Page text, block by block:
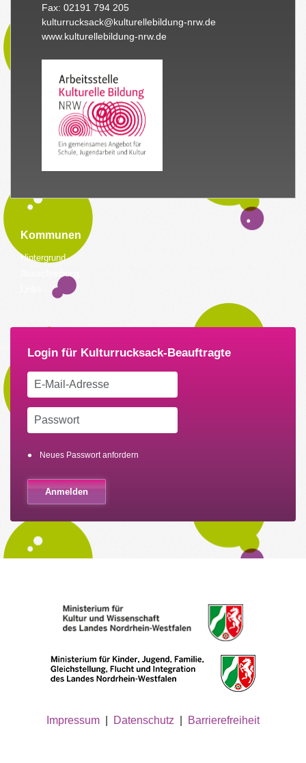
Fax: 02191 794 205
kulturrucksack@kulturellebildung-nrw.de
www.kulturellebildung-nrw.de
Kommunen
Hintergrund
Ausschreibung
Neues Passwort anfordern
Impressum Datenschutz Barrierefreiheit